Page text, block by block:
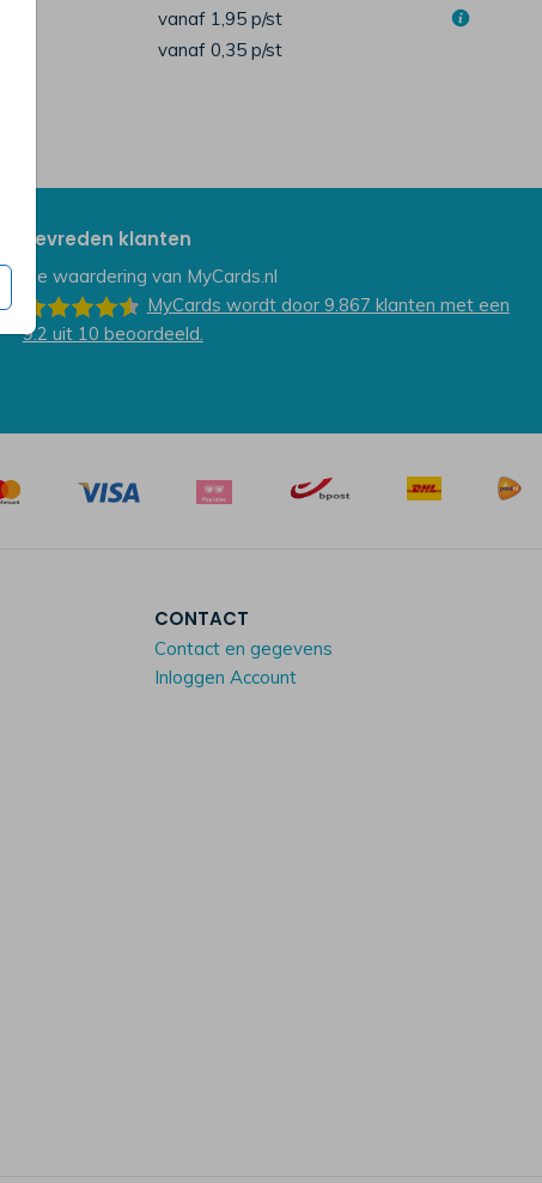
vanaf 1,95 p/st
vanaf 0,35 p/st
Tevreden klanten
De waardering van MyCards.nl
MyCards wordt door 9.867 klanten met een
9.2 uit 10 beoordeeld.
CONTACT
Contact en gegevens
Inloggen Account